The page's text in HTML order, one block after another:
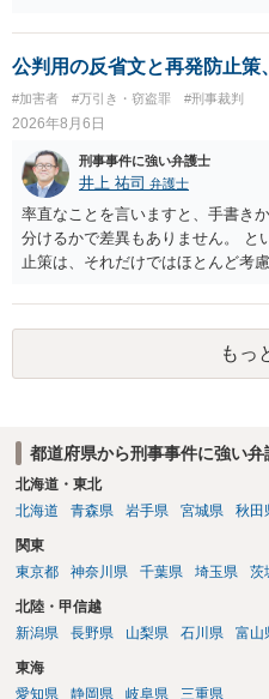
公判用の反省文と再発防止策
#加害者 #万引き・窃盗罪 #刑事裁判
2026年8月6日
刑事事件に強い弁護士
井上 祐司 弁護士
率直なことを言いますと、手書き
分けるかで差異もありません。 と
止策は、それだけではほとんど考
やカウンセリング・治療の内容 ・
護観察所と連携した職業支援の内
督者の証言 など、証拠で担保され
なければあまり意味がありません
いうのが実感です。
もっ
都道府県から刑事事件に強い弁
北海道・東北
北海道
青森県 岩手県 宮城県 秋田
関東
東京都
神奈川県 千葉県 埼玉県 茨
北陸・甲信越
新潟県
長野県 山梨県 石川県 富山
東海
愛知県
静岡県 岐阜県 三重県